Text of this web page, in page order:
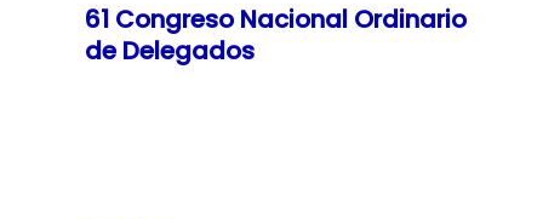
61 Congreso Nacional Ordinario
de Delegados